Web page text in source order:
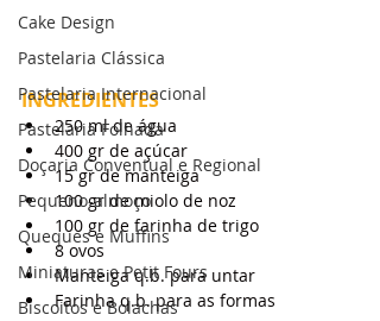
Cake Design
Pastelaria Clássica
Pastelaria Internacional
Pastelaria Folhada
Doçaria Conventual e Regional
Pequeno-almoço
Queques e Muffins
Miniaturas e Petit Fours
Biscoitos e Bolachas
INGREDIENTES
250 ml de água
400 gr de açúcar
15 gr de manteiga
100 gr de miolo de noz
100 gr de farinha de trigo
8 ovos
Manteiga q.b. para untar
Farinha q.b. para as formas